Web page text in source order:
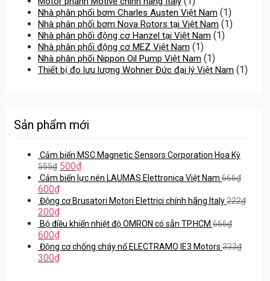
Nhà phân phối bơm Charles Austen Việt Nam (1)
Nhà phân phối bơm Nova Rotors tại Việt Nam (1)
Nhà phân phối động cơ Hanzel tại Việt Nam (1)
Nhà phân phối động cơ MEZ Việt Nam (1)
Nhà phân phối Nippon Oil Pump Việt Nam (1)
Thiết bị đo lưu lượng Wohner Đức đại lý Việt Nam (1)
Sản phẩm mới
Cảm biến MSC Magnetic Sensors Corporation Hoa Kỳ
555₫ 500₫
Cảm biến lực nén LAUMAS Elettronica Việt Nam 666₫
600₫
Động cơ Brusatori Motori Elettrici chính hãng Italy222₫
200₫
Bộ điều khiển nhiệt độ OMRON có sẵn TP.HCM 666₫
600₫
Động cơ chống cháy nổ ELECTRAMO IE3 Motors 333₫
300₫